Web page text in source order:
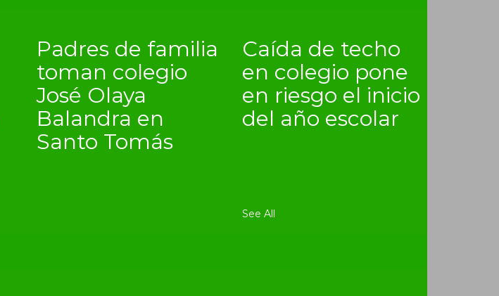
Padres de familia
toman colegio
José Olaya
Balandra en
Santo Tomás
Caída de techo
en colegio pone
en riesgo el inicio
del año escolar
See All